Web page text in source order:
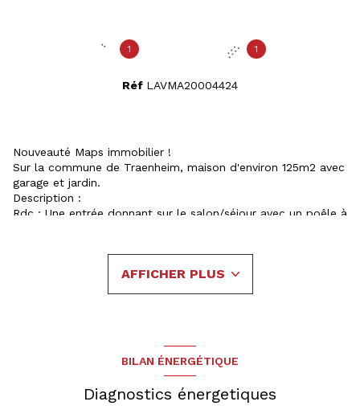
1 1
Réf LAVMA20004424
Nouveauté Maps immobilier !
Sur la commune de Traenheim, maison d'environ 125m2 avec
garage et jardin.
Description :
Rdc : Une entrée donnant sur le salon/séjour avec un poêle à
buanderie/débaras.
Etage 1 : 4 Chambres dont une avec salle d'eau, une salle de
Votre contact pour les visites : Raphaël JOST 07.88.06.41.30
AFFICHER PLUS
BILAN ÉNERGÉTIQUE
Diagnostics énergetiques